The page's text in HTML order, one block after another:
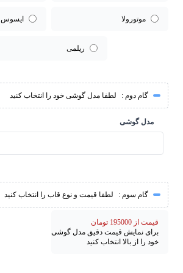
موتورولا ایسوس
ریلمی
گام دوم : لطفا مدل گوشی خود را انتخاب کنید
مدل گوشی
گام سوم : لطفا قیمت و نوع قاب را انتخاب کنید
قیمت از 195000 تومان
برای نمایش قیمت دقیق مدل گوشی
خود را از بالا انتخاب کنید